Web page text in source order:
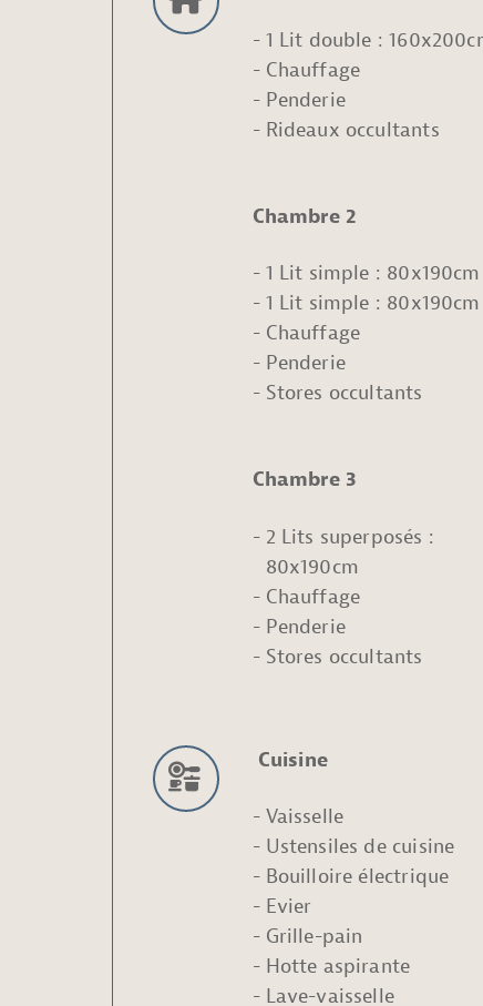
1 Lit double :
Chauffage
Penderie
Rideaux occultants
Chambre 2
1 Lit simple : 80x190cm
1 Lit simple : 80x190cm
Chauffage
Penderie
Stores occultants
Chambre 3
2 Lits superposés :
80x190cm
Chauffage
Penderie
Stores occultants
Cuisine
Vaisselle
Ustensiles de cuisine
Bouilloire électrique
Evier
Grille-pain
Hotte aspirante
Lave-vaisselle